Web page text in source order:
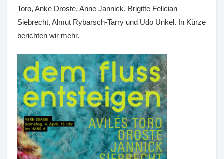
Toro, Anke Droste, Anne Jannick, Brigitte Felician
Siebrecht, Almut Rybarsch-Tarry und Udo Unkel. In Kürze
berichten wir mehr.